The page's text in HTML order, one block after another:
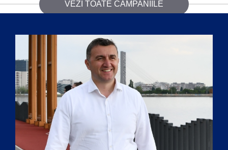
VEZI TOATE CAMPANIILE